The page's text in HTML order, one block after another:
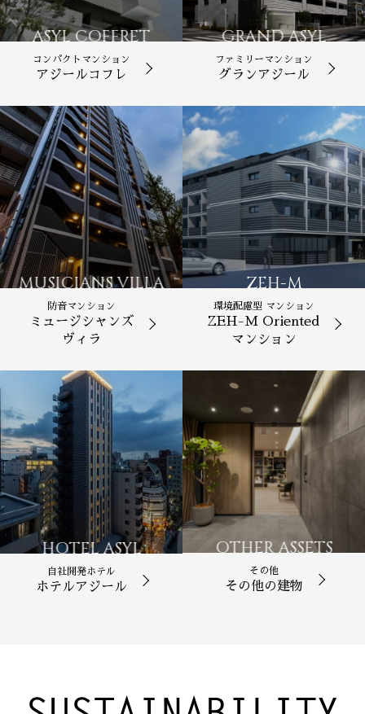
ASYL COFFRET
コンパクトマンション
アジールコフレ
GRAND ASYL
ファミリーマンション
グランアジール
MUSICIANS VILLA
防音マンション
ミュージシャンズ
ヴィラ
ZEH-M
環境配慮型 マンション
ZEH-M Oriented
マンション
HOTEL ASYL
自社開発ホテル
ホテルアジール
OTHER ASSETS
その他
その他の建物